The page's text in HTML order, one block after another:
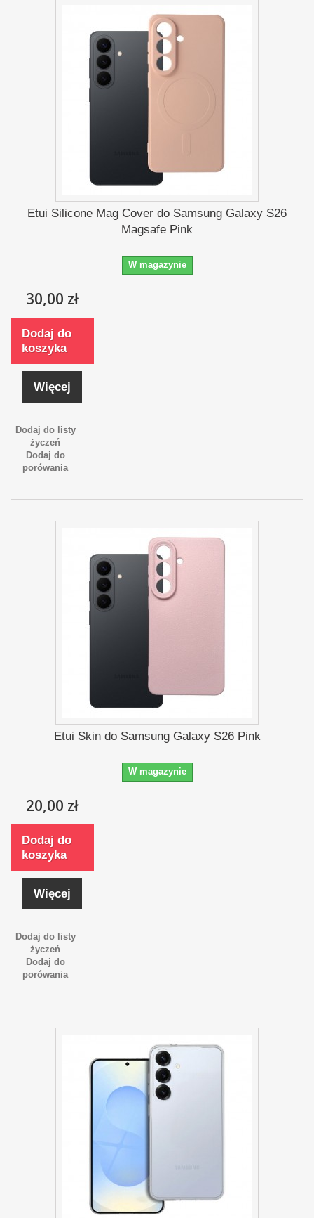
Etui Silicone Mag Cover do Samsung Galaxy S26
Magsafe Pink
W magazynie
30,00 zł
Dodaj do
koszyka
Więcej
Dodaj do listy
życzeń
Dodaj do
porówania
Etui Skin do Samsung Galaxy S26 Pink
W magazynie
20,00 zł
Dodaj do
koszyka
Więcej
Dodaj do listy
życzeń
Dodaj do
porówania